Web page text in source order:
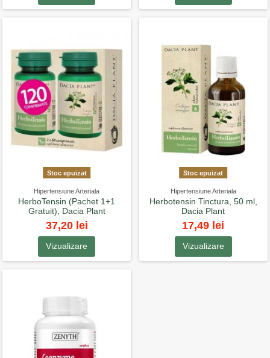
Stoc epuizat
Hipertensiune Arteriala
HerboTensin (Pachet 1+1
Gratuit), Dacia Plant
37,20 lei
Vizualizare
Stoc epuizat
Hipertensiune Arteriala
Herbotensin Tinctura, 50 ml,
Dacia Plant
17,49 lei
Vizualizare